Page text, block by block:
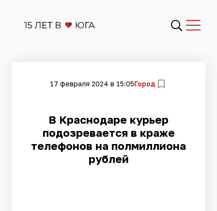
17 февраля 2024 в 15:05Город
В Краснодаре курьер
подозревается в краже
телефонов на полмиллиона
рублей